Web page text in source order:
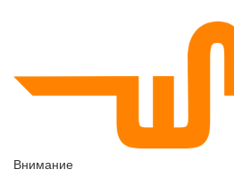
Внимание